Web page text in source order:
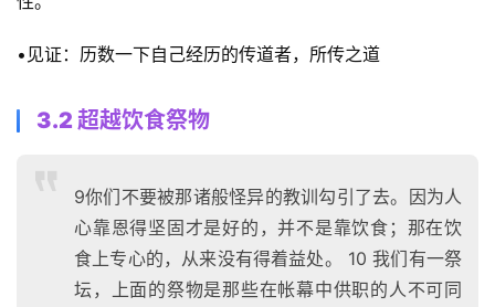
•见证：历数一下自己经历的传道者，所传之道
3.2 超越饮食祭物
9你们不要被那诸般怪异的教训勾引了去。因为人
心靠恩得坚固才是好的，并不是靠饮食；那在饮
食上专心的，从来没有得着益处。 10 我们有一祭
坛，上面的祭物是那些在帐幕中供职的人不可同